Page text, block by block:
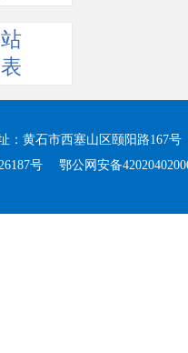
黄石市西塞山区颐阳路167号
号 鄂公网安备